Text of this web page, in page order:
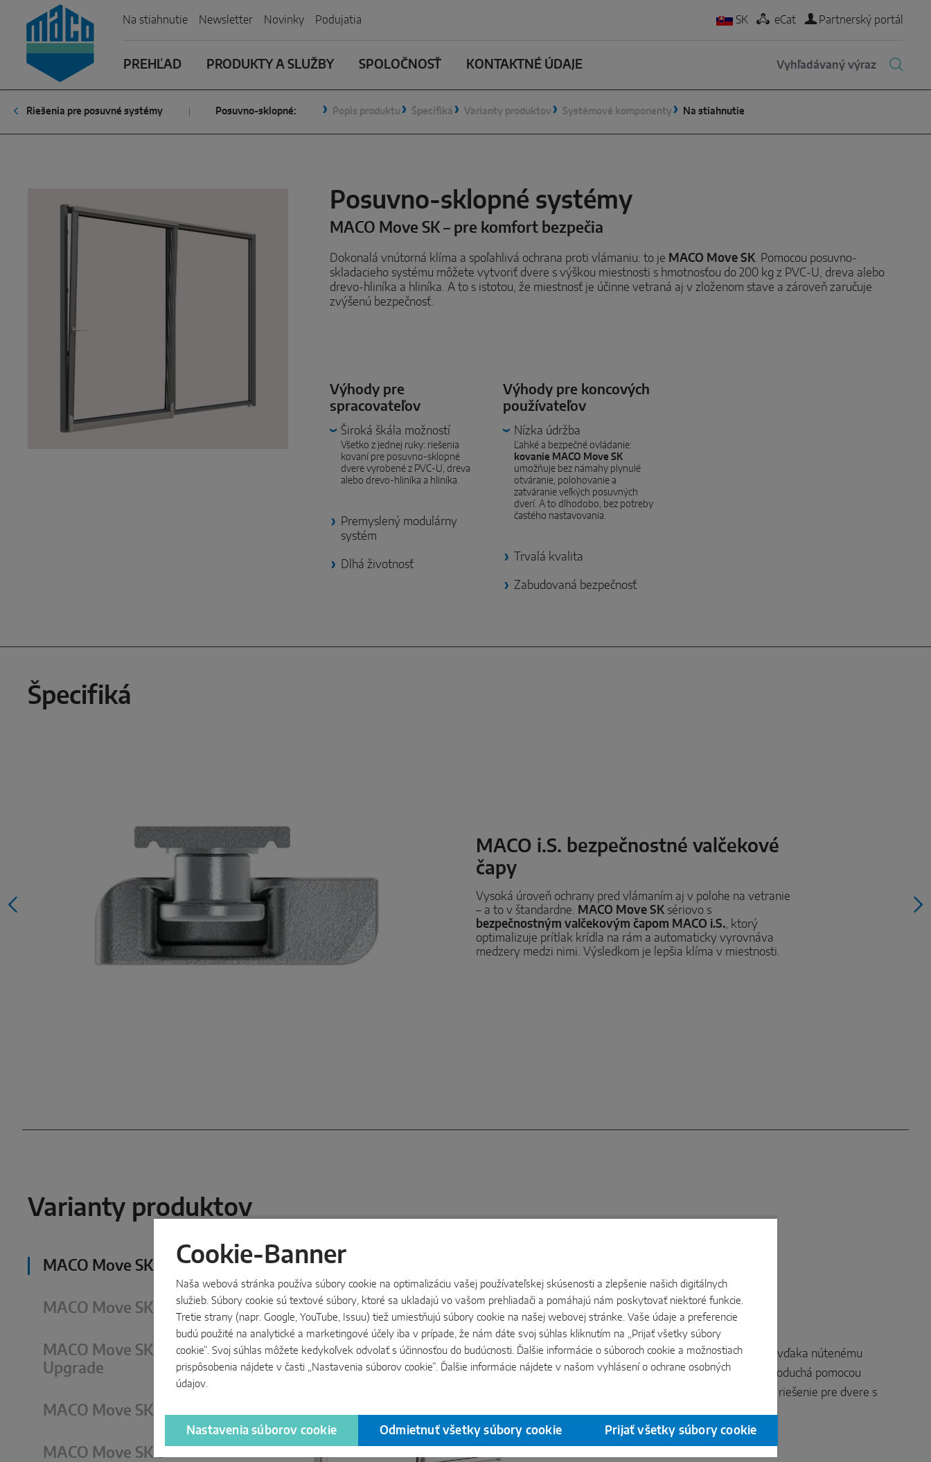
Zum Inhalt
Zum Inhaltsverzeichnis
Zur Hautpnavigation
Na stiahnutie Newsletter Novinky Podujatia SK eCat Partnerský portál
PREHĽAD PRODUKTY A SLUŽBY SPOLOČNOSŤ KONTAKTNÉ ÚDAJE
Riešenia pre posuvné systémy Posuvno-sklopné: Popis produktu Špecifiká Varianty produktov Systémové komponenty Na stiahnutie
Posuvno-sklopné systémy
MACO Move SK – pre komfort bezpečia
Dokonalá vnútorná klíma a spoľahlivá ochrana proti vlámaniu: to je MACO Move SK . Pomocou posuvno-
skladacieho systému môžete vytvoriť dvere s výškou miestnosti s hmotnosťou do 200 kg z PVC-U, dreva alebo
drevo-hliníka a hliníka. A to s istotou, že miestnosť je účinne vetraná aj v zloženom stave a zároveň zaručuje
zvýšenú bezpečnosť.
Výhody pre
spracovateľov
Široká škála možností
Všetko z jednej ruky: riešenia
kovaní pre posuvno-sklopné
dvere vyrobené z PVC-U, dreva
alebo drevo-hliníka a hliníka.
Premyslený modulárny
systém
Dlhá životnosť
Výhody pre koncových
používateľov
Nízka údržba
Ľahké a bezpečné ovládanie:
kovanie MACO Move SK
umožňuje bez námahy plynulé
otváranie, polohovanie a
zatváranie veľkých posuvných
dverí. A to dlhodobo, bez potreby
častého nastavovania.
Trvalá kvalita
Zabudovaná bezpečnosť
Špecifiká
MACO i.S. bezpečnostné valčekové
čapy
Vysoká úroveň ochrany pred vlámaním aj v polohe na vetranie
– a to v štandardne.
MACO Move SKsériovo s
bezpečnostným valčekovým čapom MACO i.S., ktorý
optimalizuje prítlak krídla na rám a automaticky vyrovnáva
medzery medzi nimi. Výsledkom je lepšia klíma v miestnosti.
Varianty produktov
MACO Move SK Z
MACO Move SK PAS
MACO Move SK
Upgrade
MACO Move SK SE
MACO Move SK S
MACO Move SK Z
Automatické otváranie a zatváranie: vďaka nútenému
ovládaniu je obsluha bezpečná a jednoduchá pomocou
jediného ovládacieho prvku – ideálne riešenie pre dvere s
Cookie-Banner
Naša webová stránka používa súbory cookie na optimalizáciu vašej používateľskej skúsenosti a zlepšenie našich digitálnych
služieb. Súbory cookie sú textové súbory, ktoré sa ukladajú vo vašom prehliadači a pomáhajú nám poskytovať niektoré funkcie.
Tretie strany (napr. Google, YouTube, Issuu) tiež umiestňujú súbory cookie na našej webovej stránke. Vaše údaje a preferencie
budú použité na analytické a marketingové účely iba v prípade, že nám dáte svoj súhlas kliknutím na „Prijať všetky súbory
cookie“. Svoj súhlas môžete kedykoľvek odvolať s účinnosťou do budúcnosti. Ďalšie informácie o súboroch cookie a možnostiach
prispôsobenia nájdete v časti „Nastavenia súborov cookie“. Ďalšie informácie nájdete v našom vyhlásení o ochrane osobných
údajov.
Nastavenia súborov cookie Odmietnuť všetky súbory cookie Prijať všetky súbory cookie